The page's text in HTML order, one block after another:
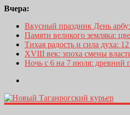
Вчера:
Вкусный праздник День
Памяти великого земляка:
Тихая радость и сила духа:
XVIII век: эпоха смены
Ночь с 6 на 7 июля: древний